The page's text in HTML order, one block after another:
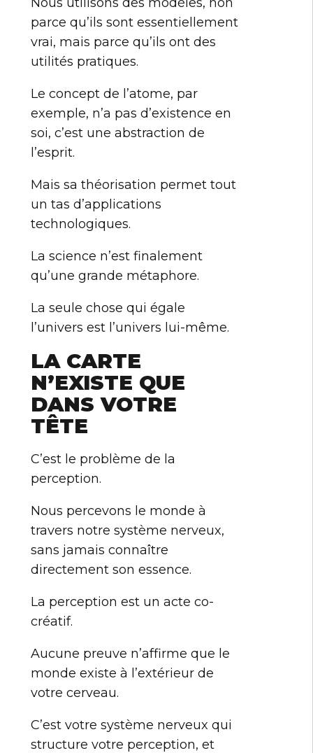
parce qu’ils sont essentiellement
vrai, mais parce qu’ils ont des
utilités pratiques.
Le concept de l’atome, par
exemple, n’a pas d’existence en
soi, c’est une abstraction de
l’esprit.
Mais sa théorisation permet tout
un tas d’applications
technologiques.
La science n’est finalement
qu’une grande métaphore.
La seule chose qui égale
l’univers est l’univers lui-même.
LA CARTE
N’EXISTE QUE
DANS VOTRE
TÊTE
C’est le problème de la
perception.
Nous percevons le monde à
travers notre système nerveux,
sans jamais connaître
directement son essence.
La perception est un acte co-
créatif.
Aucune preuve n’affirme que le
monde existe à l’extérieur de
votre cerveau.
C’est votre système nerveux qui
structure votre perception, et